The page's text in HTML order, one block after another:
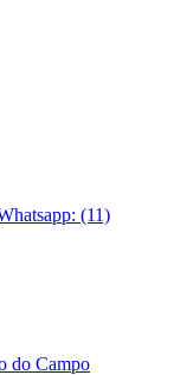
(11)
do Campo